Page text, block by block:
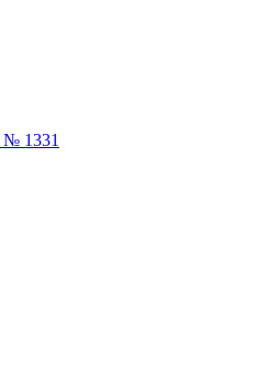
1331